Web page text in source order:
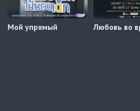
Мой упрямый Любовь во